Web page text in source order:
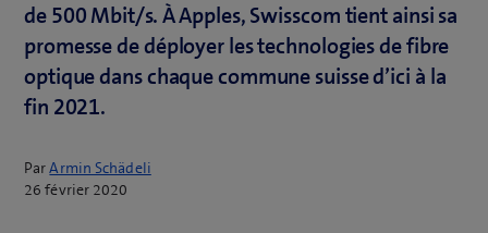
de 500 Mbit/s. À Apples, Swisscom tient ainsi sa
promesse de déployer les technologies de fibre
optique dans chaque commune suisse d’ici à la
fin 2021.
ParArmin Schädeli
26 février 2020